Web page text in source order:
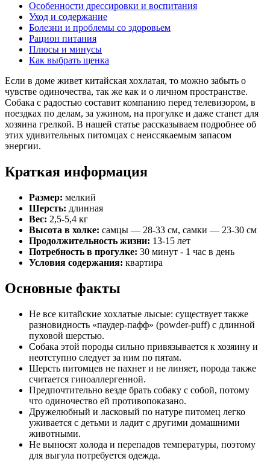
Особенности дрессировки и воспитания
Уход и содержание
Болезни и проблемы со здоровьем
Рацион питания
Плюсы и минусы
Как выбрать щенка
Если в доме живет китайская хохлатая, то можно забыть о
чувстве одиночества, так же как и о личном пространстве.
Собака с радостью составит компанию перед телевизором, в
поездках по делам, за ужином, на прогулке и даже станет для
хозяина грелкой. В нашей статье рассказываем подробнее об
этих удивительных питомцах с неиссякаемым запасом
энергии.
Краткая информация
Размер: мелкий
Шерсть: длинная
Вес: 2,5-5,4 кг
Высота в холке: самцы — 28-33 см, самки — 23-30 см
Продолжительность жизни: 13-15 лет
Потребность в прогулке: 30 минут - 1 час в день
Условия содержания: квартира
Основные факты
Не все китайские хохлатые лысые: существует также
разновидность «паудер-пафф» (powder-puff) с длинной
пуховой шерстью.
Собака этой породы сильно привязывается к хозяину и
неотступно следует за ним по пятам.
Шерсть питомцев не пахнет и не линяет, порода также
считается гипоаллергенной.
Предпочтительно везде брать собаку с собой, потому
что одиночество ей противопоказано.
Дружелюбный и ласковый по натуре питомец легко
уживается с детьми и ладит с другими домашними
животными.
Не выносят холода и перепадов температуры, поэтому
для выгула потребуется одежда.